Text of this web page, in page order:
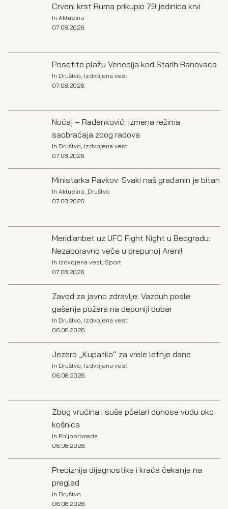
Crveni krst Ruma prikupio 79 jedinica krvi
In Aktuelno
07.08.2026.
Posetite plažu Venecija kod Starih Banovaca
In Društvo Izdvojena vest
07.08.2026.
Noćaj – Radenković: Izmena režima
saobraćaja zbog radova
In Društvo, Izdvojena vest
07.08.2026.
Ministarka Pavkov: Svaki naš građanin je bitan
In Aktuelno, Društvo
07.08.2026.
Meridianbet uz UFC Fight Night u Beogradu:
Nezaboravno veče u prepunoj Areni!
In Izdvojena vest, Sport
07.08.2026.
Zavod za javno zdravlje: Vazduh posle
gašenja požara na deponiji dobar
In Društvo Izdvojena vest
06.08.2026.
Jezero „Kupatilo“ za vrele letnje dane
In Društvo Izdvojena vest
06.08.2026.
Zbog vrućina i suše pčelari donose vodu oko
košnica
In Poljoprivreda
06.08.2026.
Preciznija dijagnostika i kraća čekanja na
pregled
In Društvo
06.08.2026.